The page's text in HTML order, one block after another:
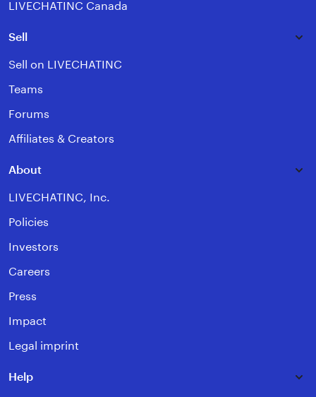
LIVECHATINC Canada
Sell
Sell on LIVECHATINC
Teams
Forums
Affiliates & Creators
About
LIVECHATINC, Inc.
Policies
Investors
Careers
Press
Impact
Legal imprint
Help